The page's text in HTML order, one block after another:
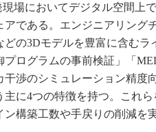
場においてデジタル空間上
である。エンジニアリング
の3Dモデルを豊富に含むラ
ログラムの事前検証」「
渉のシミュレーション精度
に4つの特徴を持つ。これ
構築工数や手戻りの削減を